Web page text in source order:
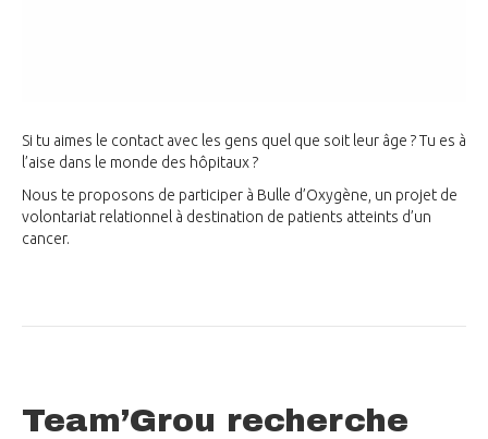
Si tu aimes le contact avec les gens quel que soit leur âge ? Tu es à
l’aise dans le monde des hôpitaux ?
Nous te proposons de participer à Bulle d’Oxygène, un projet de
volontariat relationnel à destination de patients atteints d’un
cancer.
Team’Grou recherche